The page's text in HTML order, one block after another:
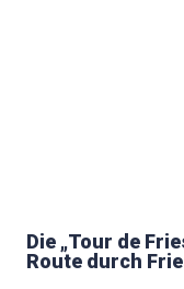
Die „Tour de
Route durch